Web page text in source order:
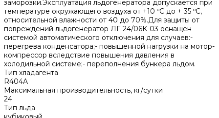
заморозки.Эксплуатация льдогенератора допускается при
температуре окружающего воздуха от +10 ºС до + 35 ºС,
относительной влажности от 40 до 70%.Для защиты от
повреждений льдогенератор ЛГ-24/06К-03 оснащен
системой автоматического отключения для случаев:-
перегрева конденсатора;- повышенной нагрузки на мотор-
компрессор вследствие повышения давления в
холодильной системе;- переполнения бункера льдом.
Тип хладагента
R404A
Максимальная производительность, кг/сутки
24
Тип льда